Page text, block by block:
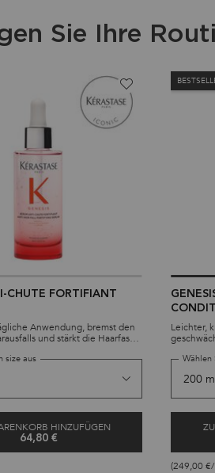
Sie Ihre
CHUTE FORTIFIANT
Anwendung, bremst den
und stärkt die Haarfaser
size aus
HINZUFÜGEN
64,80 €
Leichter,
täglichen
Wählen
(249,00